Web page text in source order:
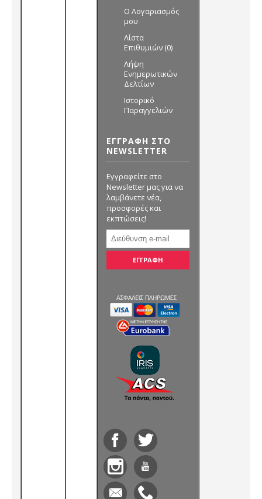
O Λογαριασμός
μου
Λίστα
Επιθυμιών (0)
Λήψη
Ενημερωτικών
Δελτίων
Ιστορικό
Παραγγελιών
ΕΓΓΡΑΦΗ ΣΤΟ
NEWSLETTER
Εγγραφείτε στο
Newsletter μας για να
λαμβάνετε νέα,
προσφορές και
εκπτώσεις!
ΕΓΓΡΑΦΗ